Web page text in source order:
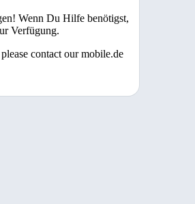
Wenn Du Hilfe benötigst,
Verfügung.
contact our mobile.de